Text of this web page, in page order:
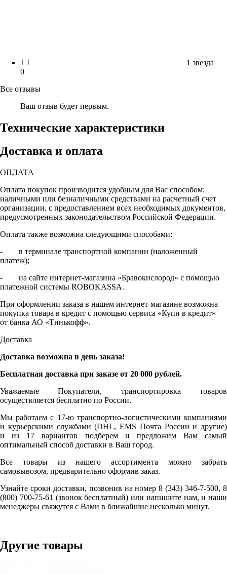
1 звезда
0
Все отзывы
Ваш отзыв будет первым.
Технические характеристики
Доставка и оплата
ОПЛАТА
Оплата покупок производится удобным для Вас способом:
наличными или безналичными средствами на расчетный счет
организации, с предоставлением всех необходимых документов,
предусмотренных законодательством Российской Федерации.
Оплата также возможна следующими способами:
- в терминале транспортной компании (наложенный
платеж);
- на сайте интернет-магазина «Бравокислород» с помощью
платежной системы ROBOKASSA.
При оформлении заказа в нашем интернет-магазине возможна
покупка товара в кредит с помощью сервиса «Купи в кредит»
от банка АО «Тинькофф».
Доставка
Доставка возможна в день заказа!
Бесплатная доставка при заказе от 20 000 рублей.
Уважаемые Покупатели, транспортировка товаров
осуществляется бесплатно по России.
Мы работаем с 17-ю транспортно-логистическими компаниями
и курьерскими службами (DHL, EMS Почта России и другие)
и из 17 вариантов подберем и предложим Вам самый
оптимальный способ доставки в Ваш город.
Все товары из нашего ассортимента можно забрать
самовывозом, предварительно оформив заказ.
Узнайте сроки доставки, позвонив на номер 8 (343) 346-7-500, 8
(800) 700-75-61 (звонок бесплатный) или напишите нам, и наши
менеджеры свяжутся с Вами в ближайшие несколько минут.
Другие товары